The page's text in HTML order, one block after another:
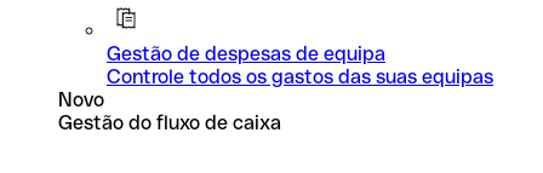
Gestão de despesas de equipa
Controle todos os gastos das suas equipas
Novo
Gestão do fluxo de caixa